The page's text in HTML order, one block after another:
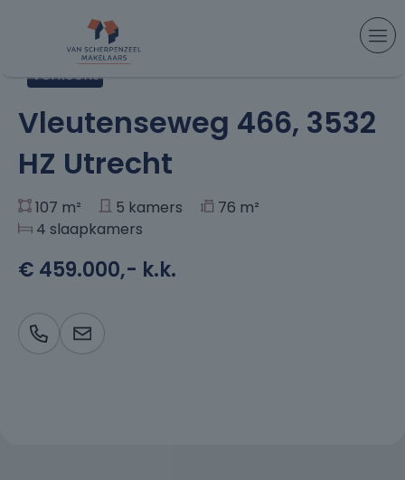
> Vleutenseweg 466, Utrecht
Verkocht
+29
Vleutenseweg 466, 3532
HZ Utrecht
107 m² 5 kamers
76 m²
4 slaapkamers
€ 459.000,- k.k.